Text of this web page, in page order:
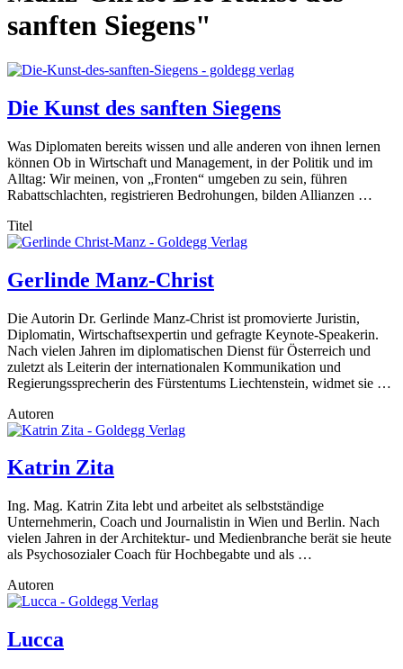
sanften Siegens"
Die Kunst des sanften Siegens
Was Diplomaten bereits wissen und alle anderen von ihnen lernen
können Ob in Wirtschaft und Management, in der Politik und im
Alltag: Wir meinen, von „Fronten“ umgeben zu sein, führen
Rabattschlachten, registrieren Bedrohungen, bilden Allianzen …
Titel
Gerlinde Manz-Christ
Die Autorin Dr. Gerlinde Manz-Christ ist promovierte Juristin,
Diplomatin, Wirtschaftsexpertin und gefragte Keynote-Speakerin.
Nach vielen Jahren im diplomatischen Dienst für Österreich und
zuletzt als Leiterin der internationalen Kommunikation und
Regierungssprecherin des Fürstentums Liechtenstein, widmet sie …
Autoren
Katrin Zita
Ing. Mag. Katrin Zita lebt und arbeitet als selbstständige
Unternehmerin, Coach und Journalistin in Wien und Berlin. Nach
vielen Jahren in der Architektur- und Medienbranche berät sie heute
als Psychosozialer Coach für Hochbegabte und als …
Autoren
Lucca